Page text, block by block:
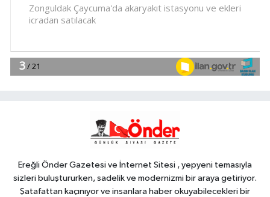
11:27 Bursa Osmangazi'de
11:16
Kanunu teklifinin ilk görüşmeleri
Ereğli Önder Gazetesi ve İnternet Sitesi , yepyeni temasıyla
sizleri buluştururken, sadelik ve modernizmi bir araya getiriyor.
Şatafattan kaçınıyor ve insanlara haber okuyabilecekleri bir